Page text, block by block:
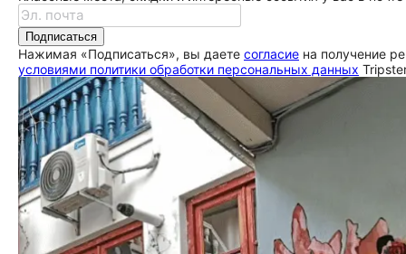
Подписаться
Нажимая «Подписаться», вы даете согласие на получение
условиями политики обработки персональных данных